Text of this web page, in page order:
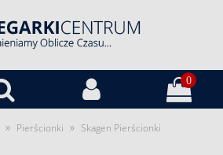
0
» Pierścionki » Skagen Pierścionki